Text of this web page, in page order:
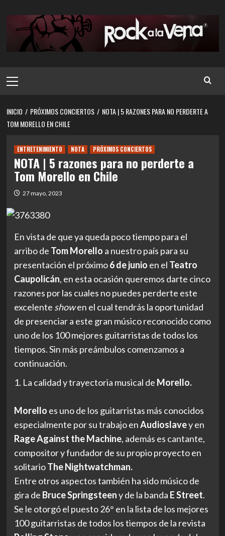
contenido
principal
INICIO PRÓXIMOS CONCIERTOS
NOTA | 5 RAZONES PARA NO PERDERTE A
TOM MORELLO EN CHILE
ENTRETENIMIENTO NOTA PRÓXIMOS CONCIERTOS
NOTA | 5 razones para no perderte a
Tom Morello en Chile
27 mayo, 2023
En vista de que ya queda poco tiempo para el
arribo de Tom Morello a nuestro país para su
presentación el próximo6 de junio en el Teatro
Caupolicán, en esta ocasión queremos darte cinco
razones por las cuales no puedes perderte este
excelente showen el cual tendrás la oportunidad
de presenciar a este gran músico reconocido como
uno de los 100 mejores guitarristas de todos los
tiempos.Sin más preámbulos comenzamos a
continuación.
1. La calidad y trayectoria musical de Morello.
Morello es uno de los guitarristas más conocidos
especialmente por su trabajo enAudioslavey en
Rage Against the Machine, además es cantante,
compositor y fundador de su propio proyecto en
solitarioThe Nightwatchman.
Entre otros aspectos también ha sido músico de
gira de Bruce Springsteeny de la banda E Street.
Se le otorgó el puesto 26° en la lista de los mejores
100 guitarristas de todos los tiempos de la revista